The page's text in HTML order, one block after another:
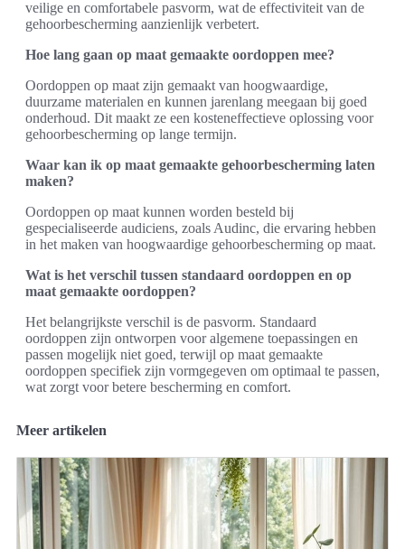
veilige en comfortabele pasvorm, wat de effectiviteit van de
gehoorbescherming aanzienlijk verbetert.
Hoe lang gaan op maat gemaakte oordoppen mee?
Oordoppen op maat zijn gemaakt van hoogwaardige,
duurzame materialen en kunnen jarenlang meegaan bij goed
onderhoud. Dit maakt ze een kosteneffectieve oplossing voor
gehoorbescherming op lange termijn.
Waar kan ik op maat gemaakte gehoorbescherming laten
maken?
Oordoppen op maat kunnen worden besteld bij
gespecialiseerde audiciens, zoals Audinc, die ervaring hebben
in het maken van hoogwaardige gehoorbescherming op maat.
Wat is het verschil tussen standaard oordoppen en op
maat gemaakte oordoppen?
Het belangrijkste verschil is de pasvorm. Standaard
oordoppen zijn ontworpen voor algemene toepassingen en
passen mogelijk niet goed, terwijl op maat gemaakte
oordoppen specifiek zijn vormgegeven om optimaal te passen,
wat zorgt voor betere bescherming en comfort.
Meer artikelen